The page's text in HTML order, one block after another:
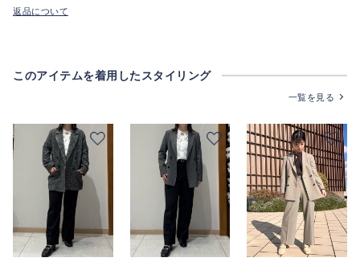
返品について
このアイテムを着用したスタイリング
一覧を見る